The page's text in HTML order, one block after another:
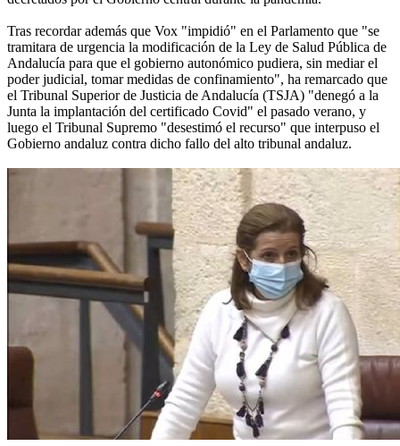
Tras recordar además que Vox "impidió" en el Parlamento que "se
tramitara de urgencia la modificación de la Ley de Salud Pública de
Andalucía para que el gobierno autonómico pudiera, sin mediar el
poder judicial, tomar medidas de confinamiento", ha remarcado que
el Tribunal Superior de Justicia de Andalucía (TSJA) "denegó a la
Junta la implantación del certificado Covid" el pasado verano, y
luego el Tribunal Supremo "desestimó el recurso" que interpuso el
Gobierno andaluz contra dicho fallo del alto tribunal andaluz.